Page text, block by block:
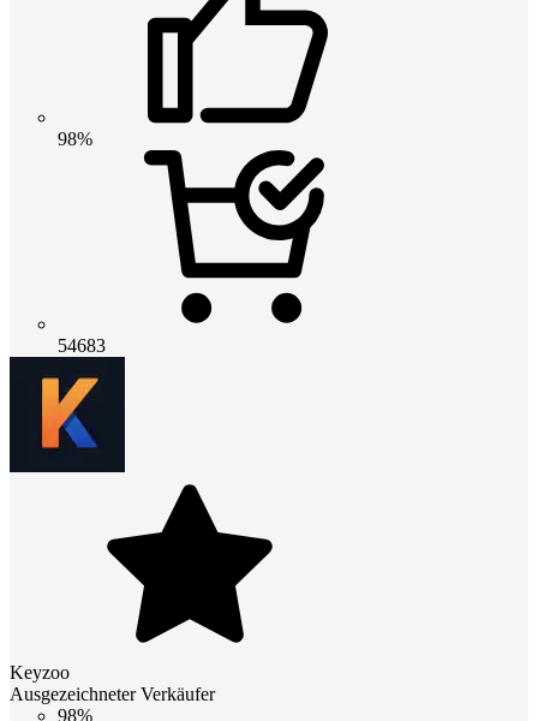
98%
54683
Keyzoo
Ausgezeichneter Verkäufer
98%